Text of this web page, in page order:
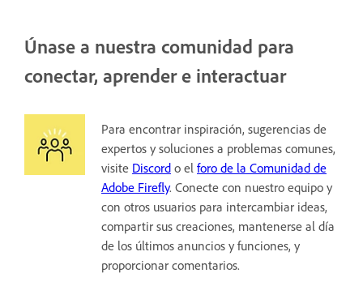
Únase a nuestra comunidad para
conectar, aprender e interactuar
Para encontrar inspiración, sugerencias de
expertos y soluciones a problemas comunes,
visite Discord o el foro de la Comunidad de
Adobe Firefly. Conecte con nuestro equipo y
con otros usuarios para intercambiar ideas,
compartir sus creaciones, mantenerse al día
de los últimos anuncios y funciones, y
proporcionar comentarios.